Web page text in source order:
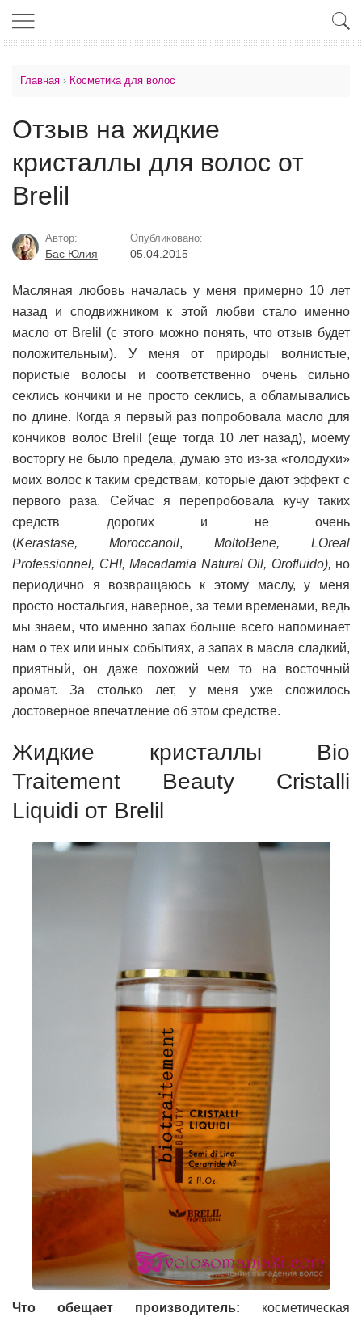
Главная › Косметика для волос
Отзыв на жидкие
кристаллы для волос от
Brelil
Автор:
Бас Юлия
Опубликовано:
05.04.2015
Масляная любовь началась у меня примерно 10 лет
назад и сподвижником к этой любви стало именно
масло от Brelil (с этого можно понять, что отзыв будет
положительным). У меня от природы волнистые,
пористые волосы и соответственно очень сильно
секлись кончики и не просто секлись, а обламывались
по длине. Когда я первый раз попробовала масло для
кончиков волос Brelil (еще тогда 10 лет назад), моему
восторгу не было предела, думаю это из-за «голодухи»
моих волос к таким средствам, которые дают эффект с
первого раза. Сейчас я перепробовала кучу таких
средств дорогих и не очень
(Kerastase, Moroccanoil, MoltoBene, LOreal
Professionnel, СНІ, Macadamia Natural Oil, Orofluido), но
периодично я возвращаюсь к этому маслу, у меня
просто ностальгия, наверное, за теми временами, ведь
мы знаем, что именно запах больше всего напоминает
нам о тех или иных событиях, а запах в масла сладкий,
приятный, он даже похожий чем то на восточный
аромат. За столько лет, у меня уже сложилось
достоверное впечатление об этом средстве.
Жидкие кристаллы Bio
Traitement Beauty Cristalli
Liquidi от Brelil
Что обещает производитель: косметическая